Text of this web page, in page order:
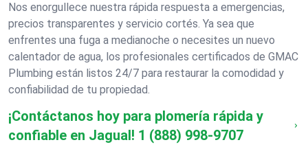
Nos enorgullece nuestra rápida respuesta a emergencias,
precios transparentes y servicio cortés. Ya sea que
enfrentes una fuga a medianoche o necesites un nuevo
calentador de agua, los profesionales certificados de GMAC
Plumbing están listos 24/7 para restaurar la comodidad y
confiabilidad de tu propiedad.
¡Contáctanos hoy para plomería rápida y
confiable en Jagual! 1 (888) 998-9707